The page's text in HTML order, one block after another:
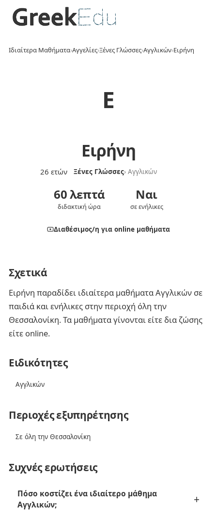
Ιδιαίτερα Μαθήματα›Αγγελίες›Ξένες Γλώσσες›Αγγλικών›Ειρήνη
Ε
Ειρήνη
26 ετών Ξένες Γλώσσες› Αγγλικών
60 λεπτά
διδακτική ώρα
Ναι
σε ενήλικες
Διαθέσιμος/η για online μαθήματα
Σχετικά
Ειρήνη παραδίδει ιδιαίτερα μαθήματα Αγγλικών σε
παιδιά και ενήλικες στην περιοχή όλη την
Θεσσαλονίκη. Τα μαθήματα γίνονται είτε δια ζώσης
είτε online.
Ειδικότητες
Αγγλικών
Περιοχές εξυπηρέτησης
Σε όλη την Θεσσαλονίκη
Συχνές ερωτήσεις
Πόσο κοστίζει ένα ιδιαίτερο μάθημα
Αγγλικών;